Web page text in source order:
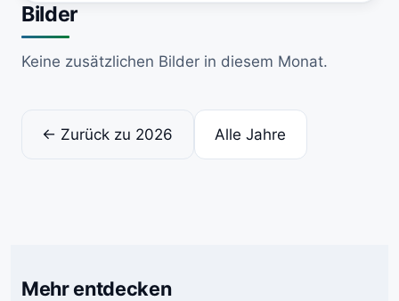
Bilder
Keine zusätzlichen Bilder in diesem Monat.
← Zurück zu 2026 Alle Jahre
Mehr entdecken